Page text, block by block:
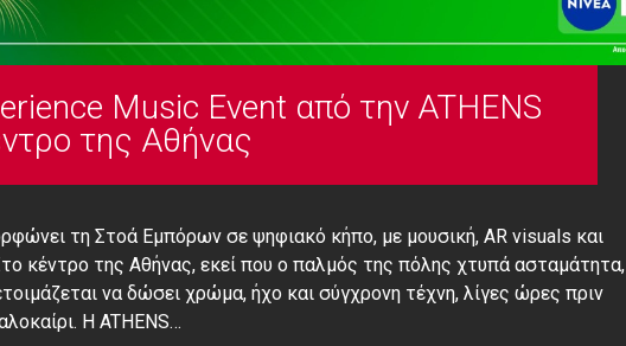
Music Event από την ATHENS
της Αθήνας
τη Στοά Εμπόρων σε ψηφιακό κήπο, με μουσική, AR visuals και
κέντρο της Αθήνας, εκεί που ο παλμός της πόλης χτυπά ασταμάτητα,
να δώσει χρώμα, ήχο και σύγχρονη τέχνη, λίγες ώρες πριν
Η ATHENS…